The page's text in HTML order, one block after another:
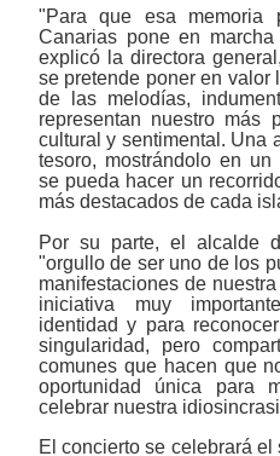
"Para que esa memoria
Canarias pone en
explicó la directora
se pretende poner en valor
de las melodías,
representan nuestro más
cultural y sentimental. Una
tesoro, mostrándolo en
se pueda hacer un
más destacados de cada
Por su parte, el alcalde
"orgullo de ser uno de los
manifestaciones de
iniciativa muy
identidad y para
singularidad, pero
comunes que hacen que
oportunidad única para
celebrar nuestra
El concierto se celebrará